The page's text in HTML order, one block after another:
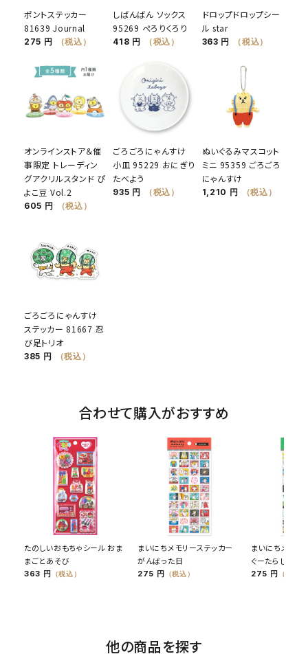
ポントステッカー
81639 Journal
275 円 （税込）
しばんばん ソックス
95269 ぺろりくろり
418 円 （税込）
ドロップドロップシー
ル star
363 円 （税込）
オンラインストア＆催
事限定 トレーディン
グアクリルスタンド ぴ
よこ豆 Vol.2
605 円 （税込）
ごろごろにゃんすけ
小皿 95229 おにぎり
たべよう
935 円 （税込）
ぬいぐるみマスコット
ミニ 95359 ごろごろ
にゃんすけ
1,210 円 （税込）
ごろごろにゃんすけ
ステッカー 81667 忍
び足トリオ
385 円 （税込）
合わせて購入がおすすめ
たのしいおもちゃシール おま
まごとあそび
363 円 （税込）
まいにちメモリーステッカー
がんばった日
275 円 （税込）
まいにちメモリ
ぐーたらした日
275 円 （税込）
他の商品を探す